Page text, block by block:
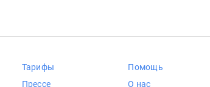
Тарифы
Прессе
Помощь
О нас